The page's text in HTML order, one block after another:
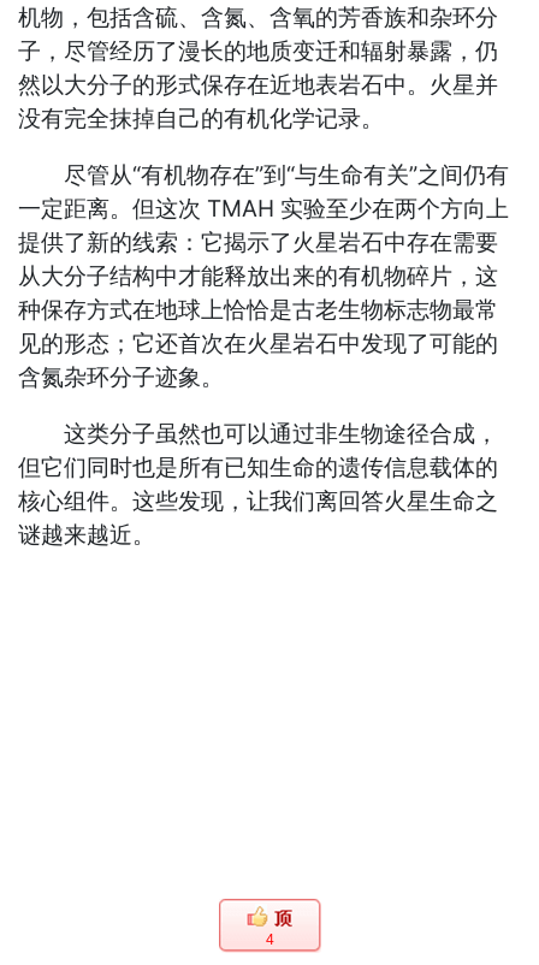
机物，包括含硫、含氮、含氧的芳香族和杂环分
子，尽管经历了漫长的地质变迁和辐射暴露，仍
然以大分子的形式保存在近地表岩石中。火星并
没有完全抹掉自己的有机化学记录。
尽管从“有机物存在”到“与生命有关”之间仍有
一定距离。但这次 TMAH 实验至少在两个方向上
提供了新的线索：它揭示了火星岩石中存在需要
从大分子结构中才能释放出来的有机物碎片，这
种保存方式在地球上恰恰是古老生物标志物最常
见的形态；它还首次在火星岩石中发现了可能的
含氮杂环分子迹象。
这类分子虽然也可以通过非生物途径合成，
但它们同时也是所有已知生命的遗传信息载体的
核心组件。这些发现，让我们离回答火星生命之
谜越来越近。
4